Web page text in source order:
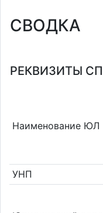
СВОДКА
РЕКВИЗИТЫ
Наименование ЮЛ
УНП